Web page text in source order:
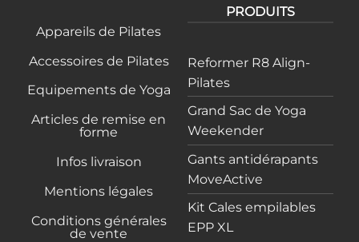
Appareils de Pilates
Accessoires de Pilates
Equipements de Yoga
Articles de remise en
forme
Infos livraison
Mentions légales
Conditions générales
de vente
PRODUITS
Reformer R8 Align-
Pilates
Grand Sac de Yoga
Weekender
Gants antidérapants
MoveActive
Kit Cales empilables
EPP XL